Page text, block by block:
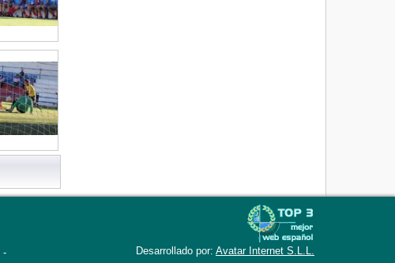
Desarrollado por: Avatar Internet S.L.L.